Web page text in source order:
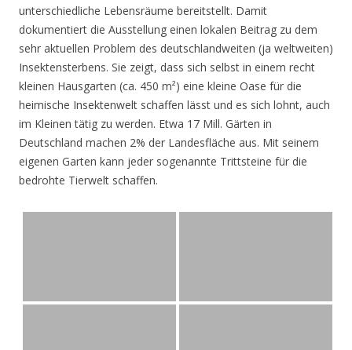
unterschiedliche Lebensräume bereitstellt. Damit
dokumentiert die Ausstellung einen lokalen Beitrag zu dem
sehr aktuellen Problem des deutschlandweiten (ja weltweiten)
Insektensterbens. Sie zeigt, dass sich selbst in einem recht
kleinen Hausgarten (ca. 450 m²) eine kleine Oase für die
heimische Insektenwelt schaffen lässt und es sich lohnt, auch
im Kleinen tätig zu werden. Etwa 17 Mill. Gärten in
Deutschland machen 2% der Landesfläche aus. Mit seinem
eigenen Garten kann jeder sogenannte Trittsteine für die
bedrohte Tierwelt schaffen.